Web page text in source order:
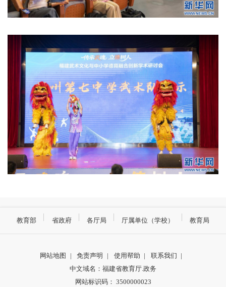
教育部 省政府 各厅局 厅属单位（学校） 教育局
网站地图 | 免责声明 | 使用帮助 | 联系我们 |
中文域名：福建省教育厅.政务
网站标识码： 3500000023